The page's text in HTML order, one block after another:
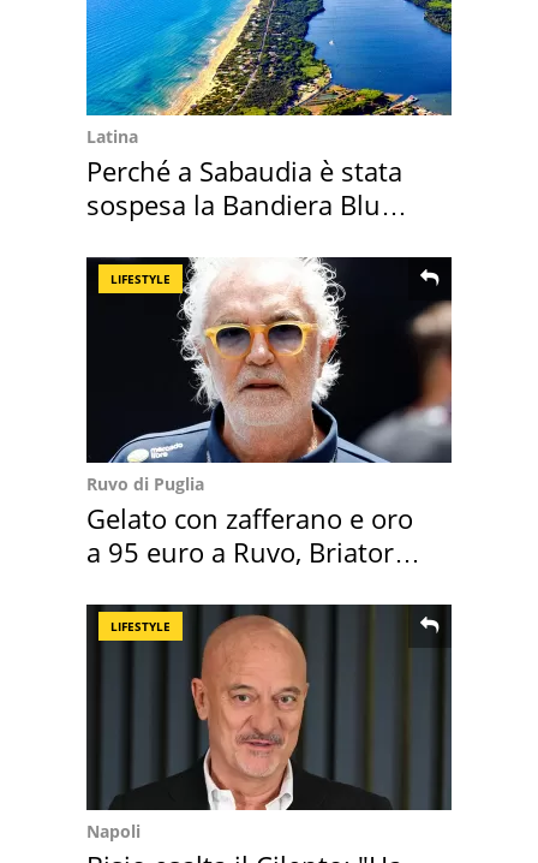
Latina
Perché a Sabaudia è stata
sospesa la Bandiera Blu
LIFESTYLE
Ruvo di Puglia
Gelato con zafferano e oro
a 95 euro a Ruvo, Briatore
LIFESTYLE
Napoli